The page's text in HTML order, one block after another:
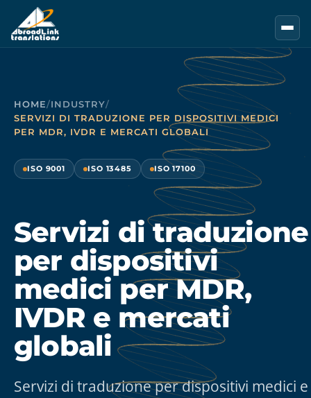
Vai al contenuto principale
HOME/INDUSTRY/
SERVIZI DI TRADUZIONE PER DISPOSITIVI MEDICI
PER MDR, IVDR E MERCATI GLOBALI
ISO 9001 ISO 13485 ISO 17100
Servizi di traduzione
per dispositivi
medici per MDR,
IVDR e mercati
globali
Servizi di traduzione per dispositivi medici e